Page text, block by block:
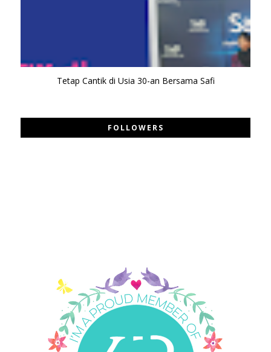
Tetap Cantik di Usia 30-an Bersama Safi
FOLLOWERS